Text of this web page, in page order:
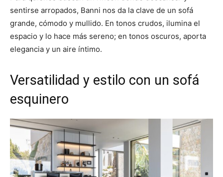
sentirse arropados, Banni nos da la clave de un sofá
grande, cómodo y mullido. En tonos crudos, ilumina el
espacio y lo hace más sereno; en tonos oscuros, aporta
elegancia y un aire íntimo.
Versatilidad y estilo con un sofá
esquinero